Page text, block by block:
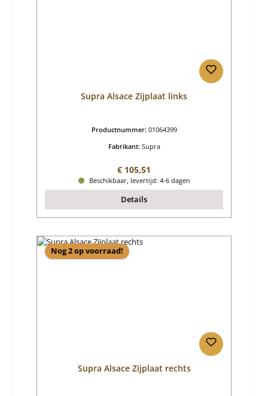
Supra Alsace Zijplaat links
Productnummer: 01064399
Fabrikant: Supra
Normale prijs:
€ 105,51
Beschikbaar, levertijd: 4-6 dagen
Details
Nog 2 op voorraad!
Supra Alsace Zijplaat rechts